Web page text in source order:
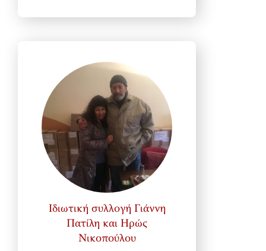
Ιδιωτική συλλογή Γιάννη
Πατίλη και Ηρώς
Νικοπούλου